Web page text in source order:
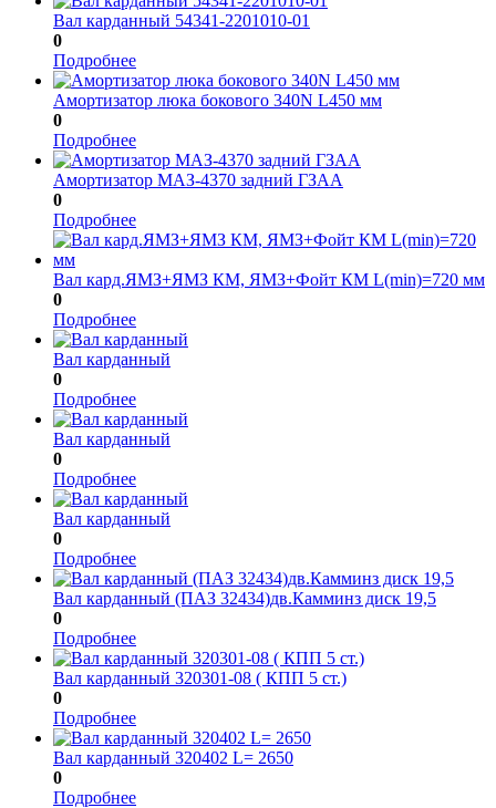
Вал карданный 54341-2201010-01
0
Подробнее
Амортизатор люка бокового 340N L450 мм
0
Подробнее
Амортизатор МАЗ-4370 задний ГЗАА
0
Подробнее
Вал кард.ЯМЗ+ЯМЗ КМ, ЯМЗ+Фойт КМ L(min)=720 мм
0
Подробнее
Вал карданный
0
Подробнее
Вал карданный
0
Подробнее
Вал карданный
0
Подробнее
Вал карданный (ПАЗ 32434)дв.Камминз диск 19,5
0
Подробнее
Вал карданный 320301-08 ( КПП 5 ст.)
0
Подробнее
Вал карданный 320402 L= 2650
0
Подробнее